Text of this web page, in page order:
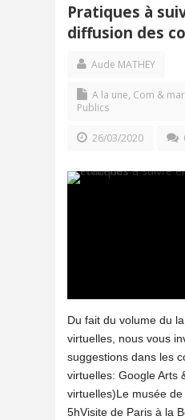
Pratiques à
diffusion des
Aude MATHEY
A la une, Com &
Publics
26/03/2020
Du fait du volume du
virtuelles, nous vous
suggestions dans les
virtuelles: Google Arts
virtuelles)Le musée de
5hVisite de Paris à la